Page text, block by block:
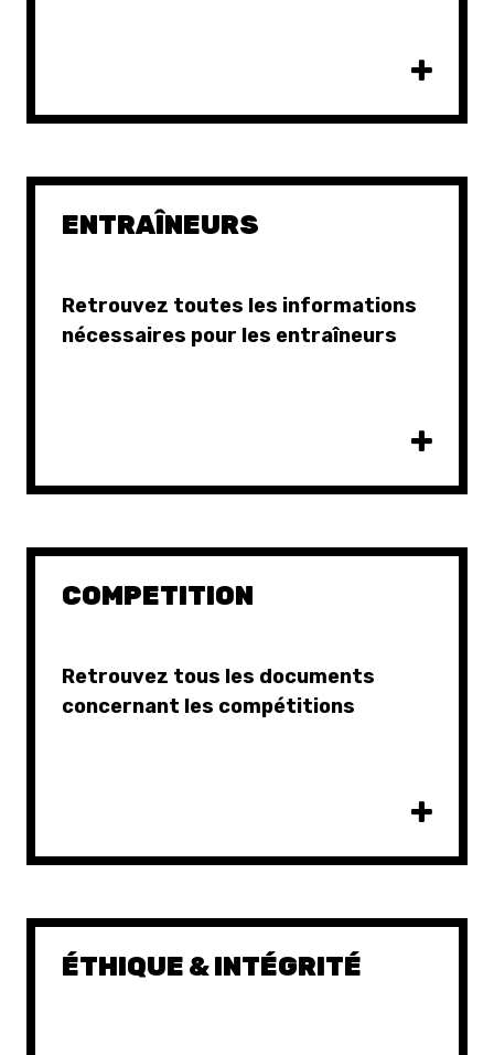
ENTRAÎNEURS
Retrouvez toutes les informations
nécessaires pour les entraîneurs
COMPETITION
Retrouvez tous les documents
concernant les compétitions
ÉTHIQUE & INTÉGRITÉ